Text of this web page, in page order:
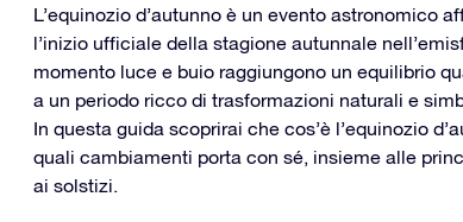
L’equinozio d’autunno è un evento astronomico
l’inizio ufficiale della stagione autunnale
momento luce e buio raggiungono un equilibrio
a un periodo ricco di trasformazioni naturali e
In questa guida scoprirai che cos’è l’equinozio
quali cambiamenti porta con sé, insieme alle
ai solstizi.